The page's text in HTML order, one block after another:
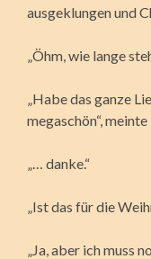
ausgeklungen und
„Öhm, wie lange
„Habe das ganze
megaschön“,
„… danke.“
„Ist das für die
„Ja, aber ich muss